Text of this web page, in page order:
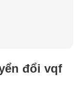
đổi vqf